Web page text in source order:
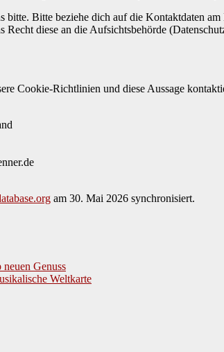
bitte. Bitte beziehe dich auf die Kon­tak­t­dat­en
Recht diese an die Auf­sichts­be­hörde
Cook­ie-Richtlin­ien und diese Aus­sage
am 30. Mai 2026 syn­chro­nisiert.
Genuss
Weltkarte